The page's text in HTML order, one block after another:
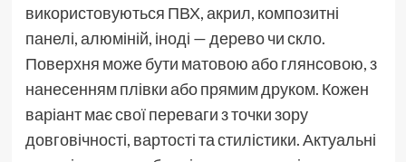
використовуються ПВХ, акрил, композитні
панелі, алюміній, іноді — дерево чи скло.
Поверхня може бути матовою або глянсовою, з
нанесенням плівки або прямим друком. Кожен
варіант має свої переваги з точки зору
довговічності, вартості та стилістики. Актуальні